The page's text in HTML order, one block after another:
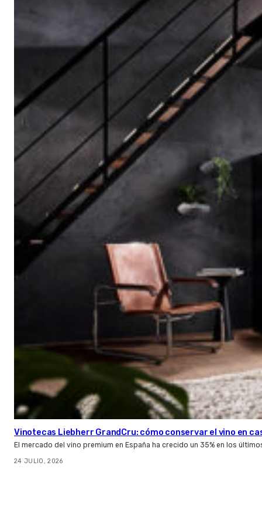
Vinotecas Liebherr GrandCru: cómo conservar el vino en
El mercado del vino premium en España ha crecido un 35% en los
24 JULIO, 2026